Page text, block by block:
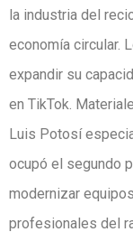
la industria del
economía circular.
expandir su
en TikTok.
Luis Potosí
ocupó el segundo
modernizar
profesionales del